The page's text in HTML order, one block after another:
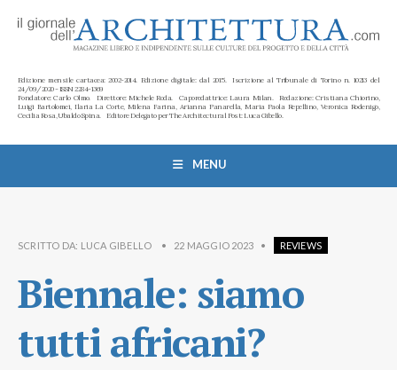
Edizione mensile cartacea: 2002-2014. Edizione digitale: dal 2015. Iscrizione al Tribunale di Torino n. 10213 del
24/09/2020 - ISSN 2284-1369
Fondatore: Carlo Olmo. Direttore: Michele Roda. Caporedattrice: Laura Milan. Redazione: Cristiana Chiorino,
Luigi Bartolomei, Ilaria La Corte, Milena Farina, Arianna Panarella, Maria Paola Repellino, Veronica Rodenigo,
Cecilia Rosa, Ubaldo Spina. Editore Delegato per The Architectural Post: Luca Gibello.
MENU
SCRITTO DA: LUCA GIBELLO • 22 MAGGIO 2023 • REVIEWS
Biennale: siamo
tutti africani?